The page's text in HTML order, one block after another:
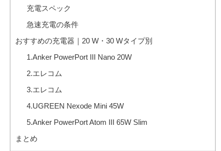
充電スペック
急速充電の条件
おすすめの充電器｜20 W・30 Wタイプ別
1.Anker PowerPort III Nano 20W
2.エレコム
3.エレコム
4.UGREEN Nexode Mini 45W
5.Anker PowerPort Atom III 65W Slim
まとめ